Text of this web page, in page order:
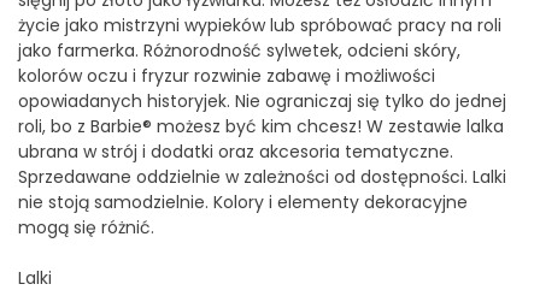
życie jako mistrzyni wypieków lub spróbować pracy na roli
jako farmerka. Różnorodność sylwetek, odcieni skóry,
kolorów oczu i fryzur rozwinie zabawę i możliwości
opowiadanych historyjek. Nie ograniczaj się tylko do jednej
roli, bo z Barbie® możesz być kim chcesz! W zestawie lalka
ubrana w strój i dodatki oraz akcesoria tematyczne.
Sprzedawane oddzielnie w zależności od dostępności. Lalki
nie stoją samodzielnie. Kolory i elementy dekoracyjne
mogą się różnić.
Lalki